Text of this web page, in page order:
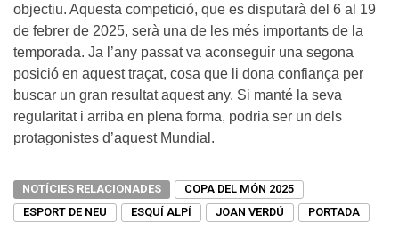
objectiu. Aquesta competició, que es disputarà del 6 al 19
de febrer de 2025, serà una de les més importants de la
temporada. Ja l’any passat va aconseguir una segona
posició en aquest traçat, cosa que li dona confiança per
buscar un gran resultat aquest any. Si manté la seva
regularitat i arriba en plena forma, podria ser un dels
protagonistes d’aquest Mundial.
NOTÍCIES RELACIONADES
COPA DEL MÓN 2025
ESPORT DE NEU
ESQUÍ ALPÍ JOAN VERDÚ PORTADA